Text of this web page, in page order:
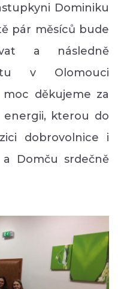
Dominiku
pár měsíců bude
a následně
v Olomouci
moc děkujeme za
energii, kterou do
dobrovolnice i
a Domču srdečně